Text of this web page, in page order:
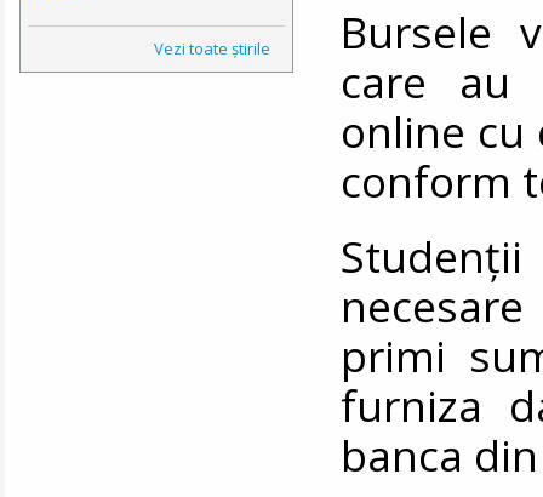
Vezi toate ştirile
Bursele
care au
online cu
conform
primi
furniza
banca